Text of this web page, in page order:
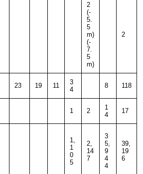
2
(-
5.
5
m)
(-
7.
5
m)
2
23 19 11
3
4
8 118
1 2
1
4
17
1,
1
0
5
2,
14
7
3
5,
9
4
4
39,
19
6